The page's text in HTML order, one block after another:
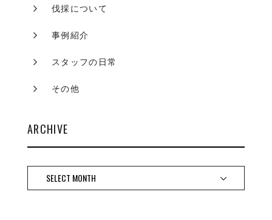
伐採について
事例紹介
スタッフの日常
その他
ARCHIVE